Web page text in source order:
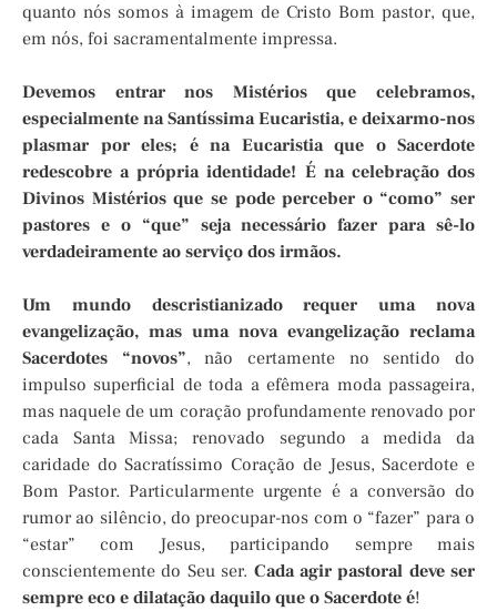
quanto nós somos à imagem de Cristo Bom pastor, que,
em nós, foi sacramentalmente impressa.
Devemos entrar nos Mistérios que celebramos,
especialmente na Santíssima Eucaristia, e deixarmo-nos
plasmar por eles; é na Eucaristia que o Sacerdote
redescobre a própria identidade! É na celebração dos
Divinos Mistérios que se pode perceber o “como” ser
pastores e o “que” seja necessário fazer para sê-lo
verdadeiramente ao serviço dos irmãos.
Um mundo descristianizado requer uma nova
evangelização, mas uma nova evangelização reclama
Sacerdotes “novos”, não certamente no sentido do
impulso superficial de toda a efêmera moda passageira,
mas naquele de um coração profundamente renovado por
cada Santa Missa; renovado segundo a medida da
caridade do Sacratíssimo Coração de Jesus, Sacerdote e
Bom Pastor. Particularmente urgente é a conversão do
rumor ao silêncio, do preocupar-nos com o “fazer” para o
“estar” com Jesus, participando sempre mais
conscientemente do Seu ser. Cada agir pastoral deve ser
sempre eco e dilatação daquilo que o Sacerdote é!